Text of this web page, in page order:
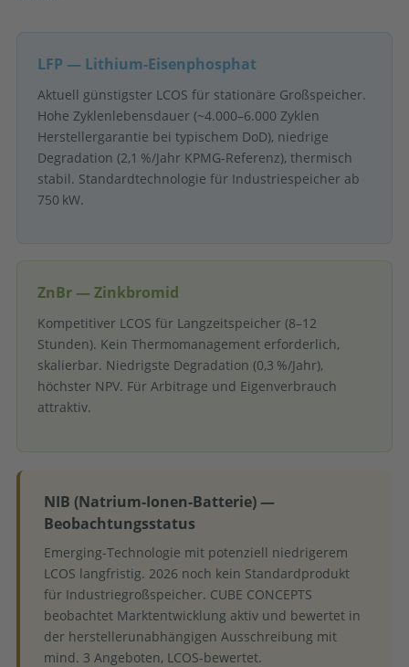
LFP — Lithium-Eisenphosphat
Aktuell günstigster LCOS für stationäre Großspeicher.
Hohe Zyklenlebensdauer (~4.000–6.000 Zyklen
Herstellergarantie bei typischem DoD), niedrige
Degradation (2,1 %/Jahr KPMG-Referenz), thermisch
stabil. Standardtechnologie für Industriespeicher ab
750 kW.
ZnBr — Zinkbromid
Kompetitiver LCOS für Langzeitspeicher (8–12
Stunden). Kein Thermomanagement erforderlich,
skalierbar. Niedrigste Degradation (0,3 %/Jahr),
höchster NPV. Für Arbitrage und Eigenverbrauch
attraktiv.
NIB (Natrium-Ionen-Batterie) —
Beobachtungsstatus
Emerging-Technologie mit potenziell niedrigerem
LCOS langfristig. 2026 noch kein Standardprodukt
für Industriegroßspeicher. CUBE CONCEPTS
beobachtet Marktentwicklung aktiv und bewertet in
der herstellerunabhängigen Ausschreibung mit
mind. 3 Angeboten, LCOS-bewertet.